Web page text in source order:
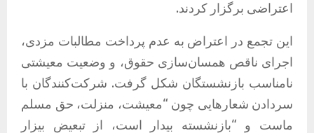
اعتراضی برگزار کردند.
این تجمع در اعتراض به عدم پرداخت مطالبات مزدی،
اجرای ناقص همسان‌سازی حقوق، و وضعیت معیشتی
نامناسب بازنشستگان شکل گرفت. شرکت‌کنندگان با
سردادن شعارهایی چون “معیشت، منزلت، حق مسلم
ماست و “بازنشسته بیدار است، از تبعیض بیزار